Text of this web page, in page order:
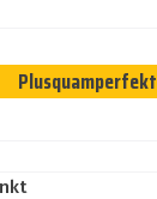
Plusquamperfekt